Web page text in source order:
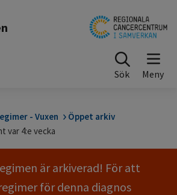
Sök
- Vuxen
Öppet arkiv
var 4:e vecka
är arkiverad! För att
för denna diagnos